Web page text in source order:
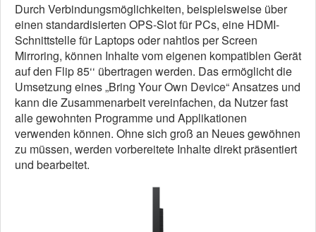
Durch Verbindungsmöglichkeiten, beispielsweise über
einen standardisierten OPS-Slot für PCs, eine HDMI-
Schnittstelle für Laptops oder nahtlos per Screen
Mirroring, können Inhalte vom eigenen kompatiblen Gerät
auf den Flip 85‘‘ übertragen werden. Das ermöglicht die
Umsetzung eines „Bring Your Own Device“ Ansatzes und
kann die Zusammenarbeit vereinfachen, da Nutzer fast
alle gewohnten Programme und Applikationen
verwenden können. Ohne sich groß an Neues gewöhnen
zu müssen, werden vorbereitete Inhalte direkt präsentiert
und bearbeitet.